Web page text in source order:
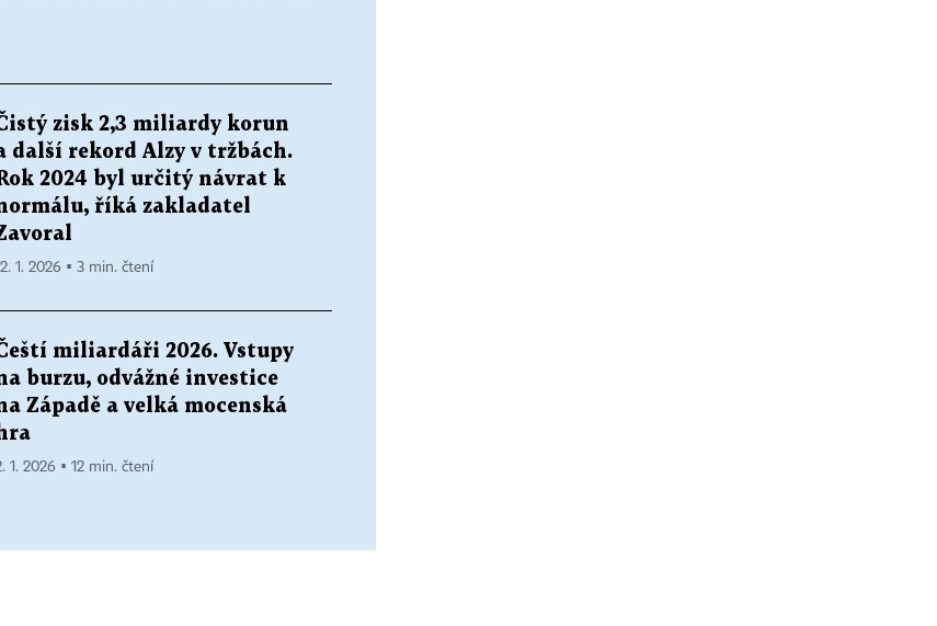
zisk 2,3 miliardy korun
další rekord Alzy v tržbách.
2024 byl určitý návrat k
říká zakladatel
1. 2026 ▪ 3 min. čtení
miliardáři 2026. Vstupy
burzu, odvážné investice
Západě a velká mocenská
1. 2026 ▪ 12 min. čtení